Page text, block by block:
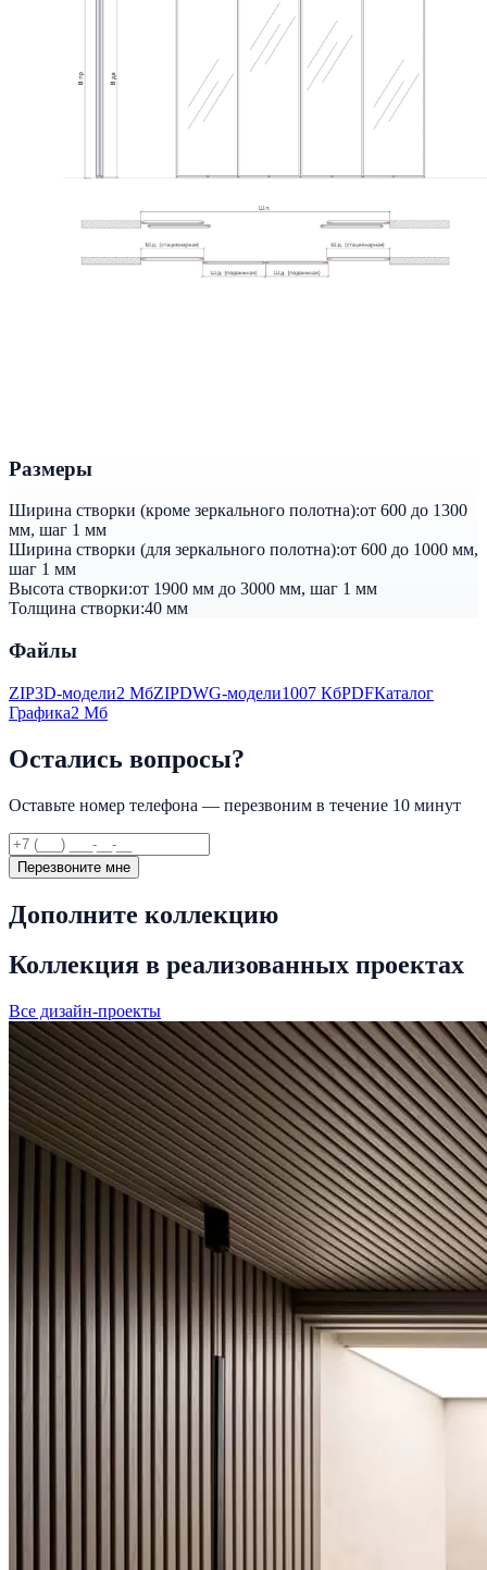
Размеры
Ширина створки (кроме зеркального полотна):от 600 до 1300
мм, шаг 1 мм
Ширина створки (для зеркального полотна):от 600 до 1000 мм,
шаг 1 мм
Высота створки:от 1900 мм до 3000 мм, шаг 1 мм
Толщина створки:40 мм
Файлы
ZIP3D-модели2 МбZIPDWG-модели1007 КбPDFКаталог
Графика2 Мб
Остались вопросы?
Оставьте номер телефона — перезвоним в течение 10 минут
Перезвоните мне
Дополните коллекцию
Коллекция в реализованных проектах
Все дизайн-проекты